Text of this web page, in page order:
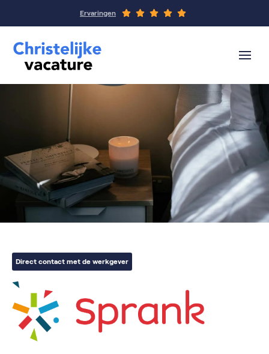
Ervaringen
Direct contact met de werkgever